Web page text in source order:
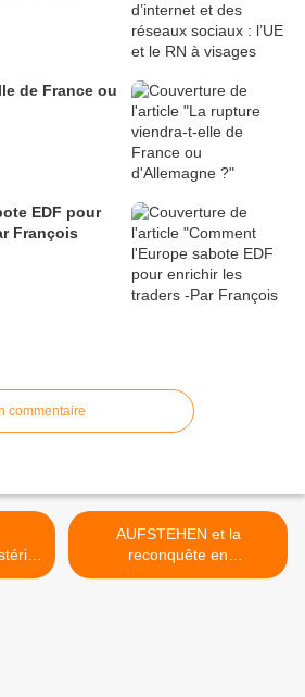
de France ou
EDF pour
François
commentaire
AUFSTEHEN et la
reconquête en
ALLEMAGNE du peuple